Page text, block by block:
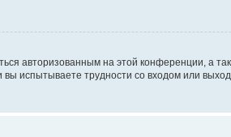
авторизованным на этой конференции, а
испытываете трудности со входом или